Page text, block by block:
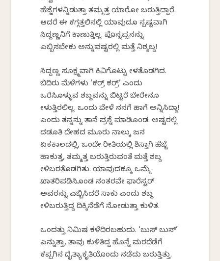
ಹೆಜ್ಜೆಗಳನ್ನಿಡುತ್ತಾ ತಮ್ಮತ್ತ ಯಾರೋ ಬರುತ್ತಿದ್ದಾರೆ.
ಆದರೆ ಈ ಕಗ್ಗತ್ತಲಿನಲ್ಲಿ ಯಾವುದೂ ಸ್ಪಷ್ಟವಾಗಿ
ಸಿದ್ದಣ್ಣನಿಗೆ ಕಾಣುತ್ತಿಲ್ಲ. ಪೊನ್ನಪ್ಪನನ್ನು
ಎಬ್ಬಿಸಬೇಕು ಅನ್ನುವಷ್ಟರಲ್ಲಿ ಮತ್ತೆ ನಿಶ್ಶಬ್ದ!
ಸಿದ್ದಣ್ಣ ಸೂಕ್ಷ್ಮವಾಗಿ ಕಿವಿಗೊಟ್ಟು ಕೇಳತೊಡಗಿದ.
ಬಿದಿರು ಮೆಳೆಗಳು ‘ಕರ್ರ್ ಕರ್ರ್’ ಎಂದು
ಒರೆಸಿಕೊಳ್ಳುವ ಶಬ್ದವನ್ನು ಬಿಟ್ಟರೆ ಬೇರೇನೂ
ಕೇಳುತ್ತಿರಲಿಲ್ಲ. ಒಂದು ವೇಳೆ ನನಗೆ ಹಾಗೆ ಅನ್ನಿಸಿದ್ದಾ!
ಎಂದು ತನ್ನನ್ನು ತಾನೆ ಪ್ರಶ್ನೆ ಮಾಡಿಕೊಂಡ. ಅಷ್ಟರಲ್ಲಿ
ದಡೂತಿ ದೇಹದ ಮೂರು ನಾಲ್ಕು ಜನ
ಏಕಕಾಲದಲ್ಲಿ, ಒಂದೇ ರೀತಿಯಲ್ಲಿ ಶಿಸ್ತಾಗಿ ಹೆಜ್ಜೆ
ಹಾಕುತ್ತ, ತಮ್ಮತ್ತ ಬರುತ್ತಿರುವಂತೆ ಮತ್ತೆ ಶಬ್ದ
ಕೇಳಿಬರತೊಡಗಿತು. ಯಾವುದಕ್ಕೂ ಒಮ್ಮೆ
ಖಾತರಿಪಡಿಸಿಕೊಂಡ ನಂತರವೇ ಫಾರೆಸ್ಟರ್
ಅವರನ್ನು ಎಬ್ಬಿಸಿದರೆ ಸಾಕು ಎಂದು ಶಬ್ದ
ಕೇಳಿಬರುತ್ತಿದ್ದ ದಿಕ್ಕಿನೆಡೆಗೆ ನೋಡುತ್ತಾ ಕುಳಿತ.
ಒಂದತ್ತು ನಿಮಿಷ ಕಳೆದಿರಬಹುದು. ‘ಬುಸ್ ಬುಸ್’
ಎನ್ನುತ್ತಾ, ತಾವು ಕುಳಿತಿದ್ದ ಹೊನ್ನೆ ಮರದೆಡೆಗೆ
ಕಪ್ಪಗಿನ ದೈತ್ಯಾಕೃತಿಯೊಂದು ನಡೆದು ಬರುತ್ತಿತ್ತು.